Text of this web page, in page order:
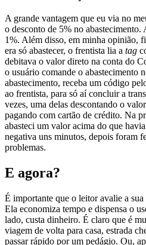
A grande vantagem que eu via no
o desconto de 5% no abastecimento.
1%. Além disso, em minha opinião,
era só abastecer, o frentista lia a tag
debitava o valor direto na conta do
o usuário comande o abastecimento
abastecimento, receba um código
ao frentista, para só aí concluir a
vezes, uma delas descontando o
pagando com cartão de crédito. Na
abasteci um valor acima do que
negativa uns minutos, depois foram
problemas.
E agora?
É importante que o leitor avalie a sua
Ela economiza tempo e dispensa o
lado, custa dinheiro. É claro que é
viagem de volta para casa, estrada
passar rápido por um pedágio. Ou,